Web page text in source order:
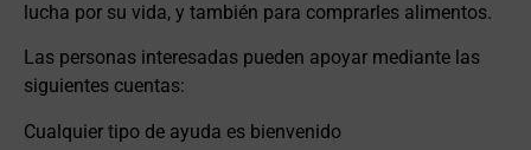
lucha por su vida, y también para comprarles alimentos.
Las personas interesadas pueden apoyar mediante las
siguientes cuentas:
Cualquier tipo de ayuda es bienvenido